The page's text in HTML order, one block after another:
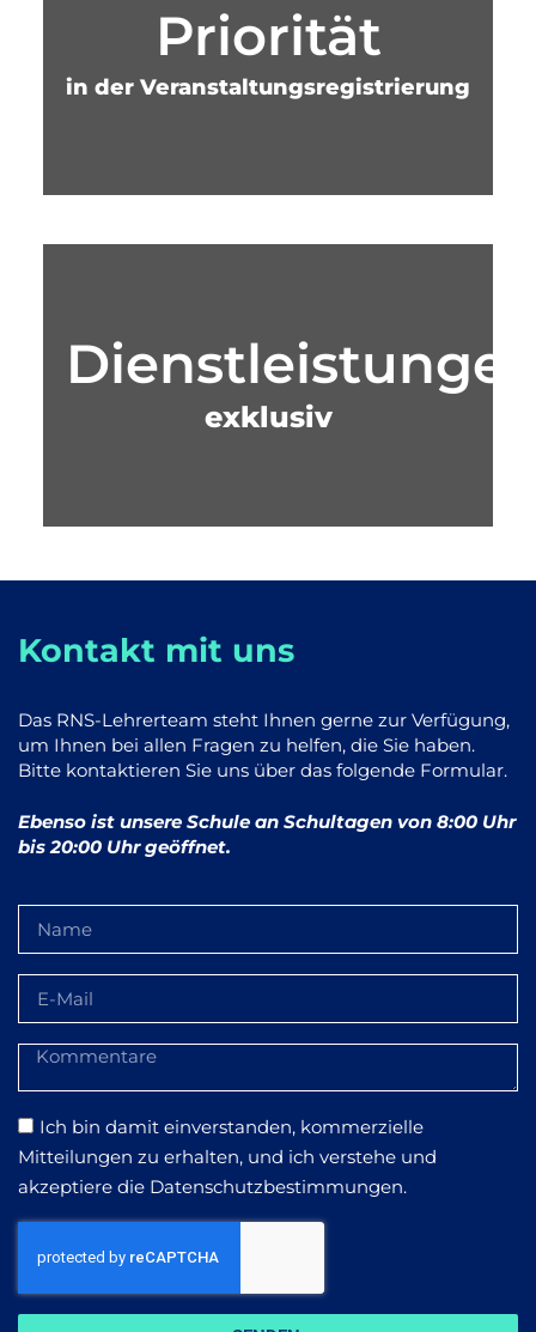
Priorität
in der Veranstaltungsregistrierung
exklusiv
Kontakt mit uns
Das RNS-Lehrerteam steht Ihnen gerne zur Verfügung,
um Ihnen bei allen Fragen zu helfen, die Sie haben.
Bitte kontaktieren Sie uns über das folgende Formular.
Ebenso ist unsere Schule an Schultagen von 8:00 Uhr
bis 20:00 Uhr geöffnet.
Ich bin damit einverstanden, kommerzielle
Mitteilungen zu erhalten, und ich verstehe und
akzeptiere die Datenschutzbestimmungen.